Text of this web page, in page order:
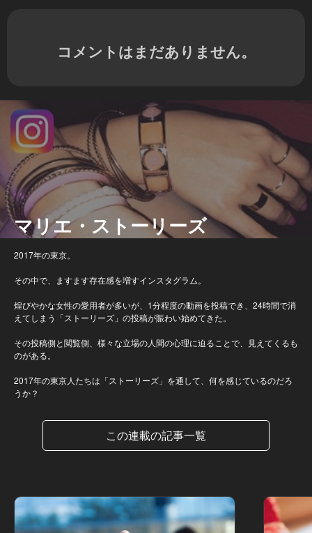
コメントはまだありません。
マリエ・ストーリーズ
2017年の東京。
その中で、ますます存在感を増すインスタグラム。
煌びやかな女性の愛用者が多いが、1分程度の動画を投稿でき、24時間で消
えてしまう「ストーリーズ」の投稿が賑わい始めてきた。
その投稿側と閲覧側、様々な立場の人間の心理に迫ることで、見えてくるも
のがある。
2017年の東京人たちは「ストーリーズ」を通して、何を感じているのだろ
うか？
この連載の記事一覧